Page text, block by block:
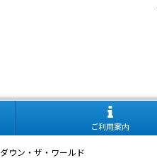
ご利用案内
ダウン・ザ・ワールド